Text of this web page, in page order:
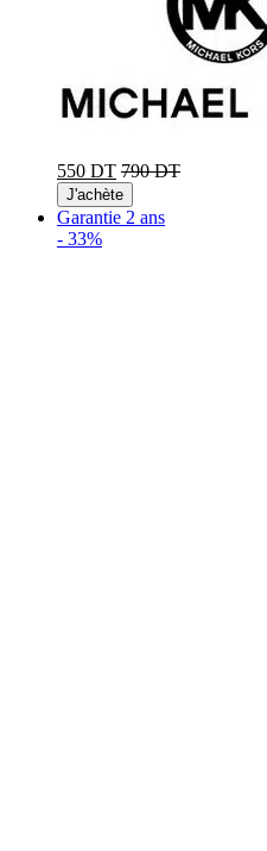
550 DT 790 DT
J'achète
Garantie 2 ans
- 33%